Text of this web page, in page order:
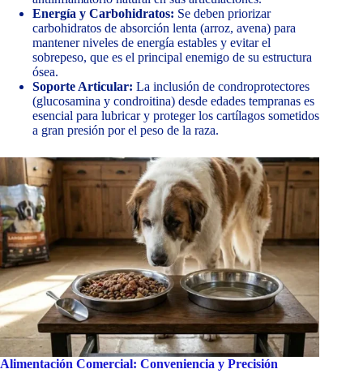
Energía y Carbohidratos: Se deben priorizar
carbohidratos de absorción lenta (arroz, avena) para
mantener niveles de energía estables y evitar el
sobrepeso, que es el principal enemigo de su estructura
ósea.
Soporte Articular: La inclusión de condroprotectores
(glucosamina y condroitina) desde edades tempranas es
esencial para lubricar y proteger los cartílagos sometidos
a gran presión por el peso de la raza.
Alimentación Comercial: Conveniencia y Precisión